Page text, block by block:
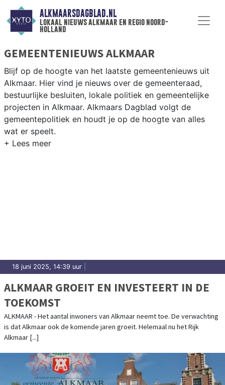
ALKMAARSDAGBLAD.NL
lokaal nieuws alkmaar en regio noord-
holland
GEMEENTENIEUWS ALKMAAR
Blijf op de hoogte van het laatste gemeentenieuws uit
Alkmaar. Hier vind je nieuws over de gemeenteraad,
bestuurlijke besluiten, lokale politiek en gemeentelijke
projecten in Alkmaar. Alkmaars Dagblad volgt de
gemeentepolitiek en houdt je op de hoogte van alles
wat er speelt.
18 juni 2025, 14:39 uur
ALKMAAR GROEIT EN INVESTEERT IN DE
TOEKOMST
ALKMAAR - Het aantal inwoners van Alkmaar neemt toe. De verwachting
is dat Alkmaar ook de komende jaren groeit. Helemaal nu het Rijk
Alkmaar [...]